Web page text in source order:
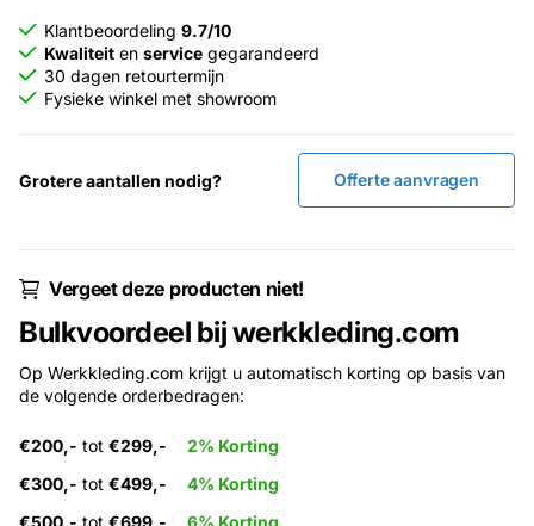
Klantbeoordeling 9.7/10
Kwaliteit en service gegarandeerd
30 dagen retourtermijn
Fysieke winkel met showroom
Grotere aantallen nodig? Offerte aanvragen
Vergeet deze producten niet!
Bulkvoordeel bij werkkleding.com
Op Werkkleding.com krijgt u automatisch korting op basis van
de volgende orderbedragen:
€200,- tot €299,-
2% Korting
€300,- tot €499,-
4% Korting